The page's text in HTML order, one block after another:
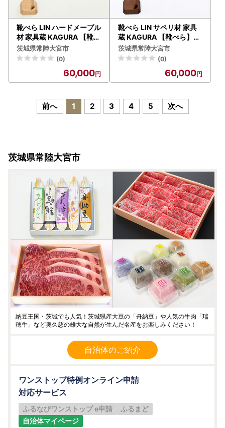
靴べら LIN ハードメープル
材 家具蔵 KAGURA 【靴べ
ら】【ho1335】
茨城県常陸大宮市
(0)
60,000
靴べら LIN サペリ材 家具
蔵 KAGURA 【靴べら】【
ho1336】
茨城県常陸大宮市
(0)
60,000
前へ 1 2 3 4 5 次へ
茨城県常陸大宮市
納豆王国・茨城でも人気！茨城県産大豆の「舟納豆」や人気の牛肉「瑞
穂牛」など奥久慈の雄大な自然が生んだ名産をお楽しみください！
自治体のご紹介
ワンストップ特例オンライン申請
対応サービス
ふるなびワンストップ e申請
ふるまど
自治体マイページ